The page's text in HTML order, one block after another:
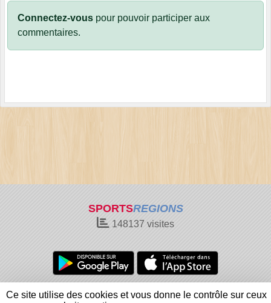
Connectez-vous pour pouvoir participer aux
commentaires.
SPORTSREGIONS
148137 visites
Charte cookies
Gestion des cookies
Ce site utilise des cookies et vous donne le contrôle sur ceux